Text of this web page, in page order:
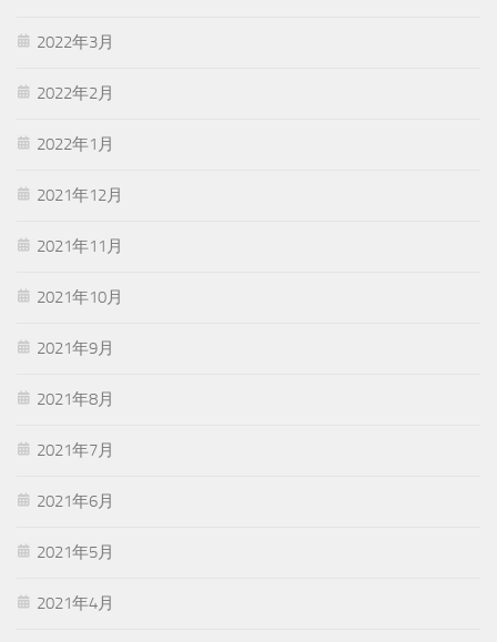
2022年3月
2022年2月
2022年1月
2021年12月
2021年11月
2021年10月
2021年9月
2021年8月
2021年7月
2021年6月
2021年5月
2021年4月